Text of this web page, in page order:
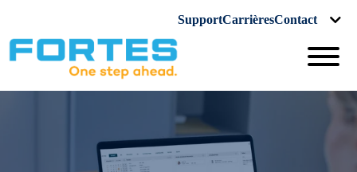
SupportCarrièresContact